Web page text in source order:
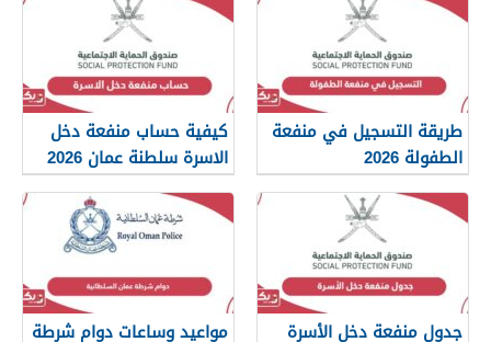
طريقة التسجيل في منفعة
الطفولة 2026
كيفية حساب منفعة دخل
الاسرة سلطنة عمان 2026
جدول منفعة دخل الأسرة
مواعيد وساعات دوام شرطة